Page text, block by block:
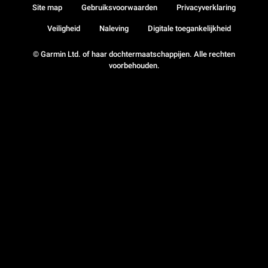
© Garmin Ltd. of haar dochtermaatschappijen. Alle rechten
voorbehouden.
Site map Gebruiksvoorwaarden Privacyverklaring
Veiligheid Naleving Digitale toegankelijkheid